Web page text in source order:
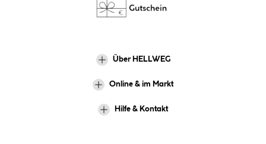
Über HELLWEG
Online & im Markt
Hilfe & Kontakt